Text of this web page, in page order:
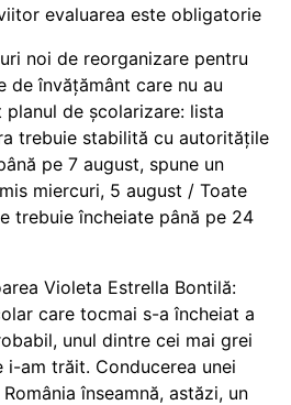
evaluarea este obligatorie
noi de reorganizare pentru
de învățământ care nu au
planul de școlarizare: lista
trebuie stabilită cu autoritățile
pe 7 august, spune un
miercuri, 5 august / Toate
trebuie încheiate până pe 24
Violeta Estrella Bontilă:
care tocmai s-a încheiat a
unul dintre cei mai grei
i-am trăit. Conducerea unei
înseamnă, astăzi, un